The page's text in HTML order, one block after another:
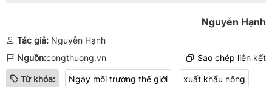
Nguyễn Hạnh
Tác giả: Nguyễn Hạnh
Nguồn:congthuong.vn Sao chép liên kết
Từ khóa: Ngày môi trường thế giới xuất khẩu nông